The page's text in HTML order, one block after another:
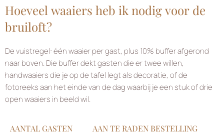
Hoeveel waaiers heb ik nodig voor de
bruiloft?
De vuistregel: één waaier per gast, plus 10% buffer afgerond
naar boven. Die buffer dekt gasten die er twee willen,
handwaaiers die je op de tafel legt als decoratie, of de
fotoreeks aan het einde van de dag waarbij je een stuk of drie
open waaiers in beeld wil.
AANTAL GASTEN AAN TE RADEN BESTELLING